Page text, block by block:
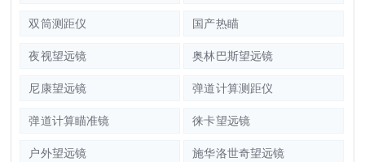
双筒测距仪 国产热瞄
夜视望远镜 奥林巴斯望远镜
尼康望远镜 弹道计算测距仪
弹道计算瞄准镜 徕卡望远镜
户外望远镜 施华洛世奇望远镜